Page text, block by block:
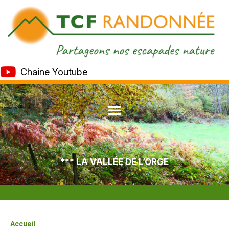
Chaine Youtube
*** LA VALLÉE DE L’ORGE
Accueil